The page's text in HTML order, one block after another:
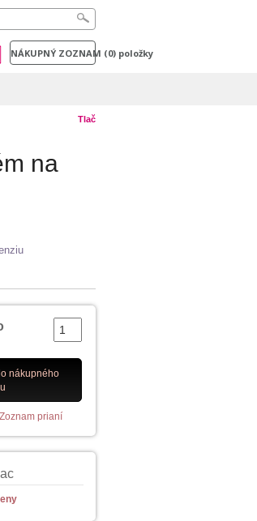
NÁKUPNÝ ZOZNAM (0) položky
Tlač
na
nákupného
prianí